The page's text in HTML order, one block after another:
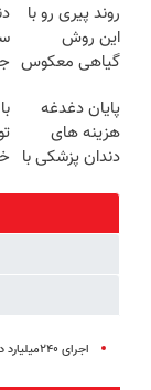
با 45%تخفیف
روند پیری رو با
این روش
گیاهی معکوس
پایان دغدغه
هزینه های
دندان پزشکی با
(40%off)
اجرای ۲۴۰میلیارد دلار پروژه اقتصادی در ایران